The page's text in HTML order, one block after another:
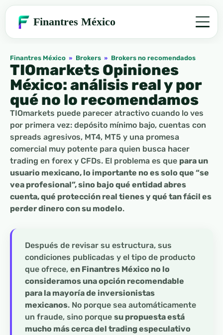
Finantres México
Finantres México » Brokers » Brokers no recomendados
TIOmarkets Opiniones
México: análisis real y por
qué no lo recomendamos
TIOmarkets puede parecer atractivo cuando lo ves
por primera vez: depósito mínimo bajo, cuentas con
spreads agresivos, MT4, MT5 y una promesa
comercial muy potente para quien busca hacer
trading en forex y CFDs. El problema es que para un
usuario mexicano, lo importante no es solo que “se
vea profesional”, sino bajo qué entidad abres
cuenta, qué protección real tienes y qué tan fácil es
perder dinero con su modelo.
Después de revisar su estructura, sus
condiciones publicadas y el tipo de producto
que ofrece, en Finantres México no lo
consideramos una opción recomendable
para la mayoría de inversionistas
mexicanos. No porque sea automáticamente
un fraude, sino porque su propuesta está
mucho más cerca del trading especulativo